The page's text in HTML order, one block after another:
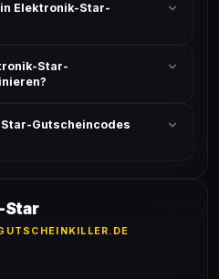
Elektronik-Star-
für bereits reduzierte Artikel
du unter „Details".
Star-
mehrerer Codes ist meist
Angebotsbedingungen
Gutscheincodes
Angebot angezeigt.
Star